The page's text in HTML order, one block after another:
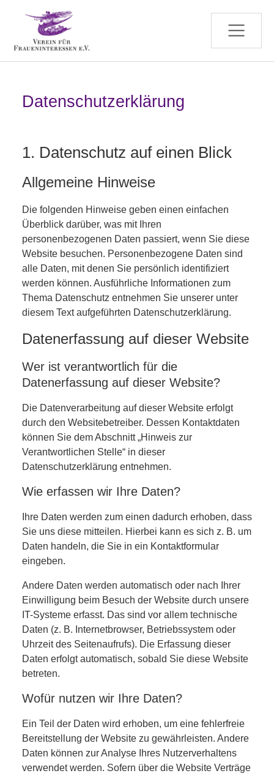
Datenschutzerklärung
1. Datenschutz auf einen Blick
Allgemeine Hinweise
Die folgenden Hinweise geben einen einfachen
Überblick darüber, was mit Ihren
personenbezogenen Daten passiert, wenn Sie diese
Website besuchen. Personenbezogene Daten sind
alle Daten, mit denen Sie persönlich identifiziert
werden können. Ausführliche Informationen zum
Thema Datenschutz entnehmen Sie unserer unter
diesem Text aufgeführten Datenschutzerklärung.
Datenerfassung auf dieser Website
Wer ist verantwortlich für die
Datenerfassung auf dieser Website?
Die Datenverarbeitung auf dieser Website erfolgt
durch den Websitebetreiber. Dessen Kontaktdaten
können Sie dem Abschnitt „Hinweis zur
Verantwortlichen Stelle“ in dieser
Datenschutzerklärung entnehmen.
Wie erfassen wir Ihre Daten?
Ihre Daten werden zum einen dadurch erhoben, dass
Sie uns diese mitteilen. Hierbei kann es sich z. B. um
Daten handeln, die Sie in ein Kontaktformular
eingeben.
Andere Daten werden automatisch oder nach Ihrer
Einwilligung beim Besuch der Website durch unsere
IT-Systeme erfasst. Das sind vor allem technische
Daten (z. B. Internetbrowser, Betriebssystem oder
Uhrzeit des Seitenaufrufs). Die Erfassung dieser
Daten erfolgt automatisch, sobald Sie diese Website
betreten.
Wofür nutzen wir Ihre Daten?
Ein Teil der Daten wird erhoben, um eine fehlerfreie
Bereitstellung der Website zu gewährleisten. Andere
Daten können zur Analyse Ihres Nutzerverhaltens
verwendet werden. Sofern über die Website Verträge